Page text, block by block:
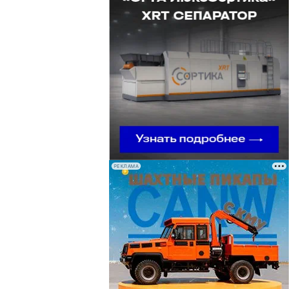
РЕКЛАМА